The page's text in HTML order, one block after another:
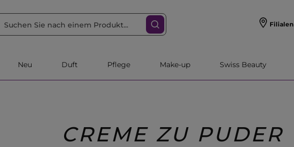
Filialen
Neu Duft Pflege Make-up Swiss Beauty
CREME ZU PUDER